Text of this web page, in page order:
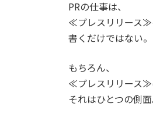
PRの仕事は、
≪プレスリリース≫
書くだけではない。
もちろん、
≪プレスリリース≫
それはひとつの側面